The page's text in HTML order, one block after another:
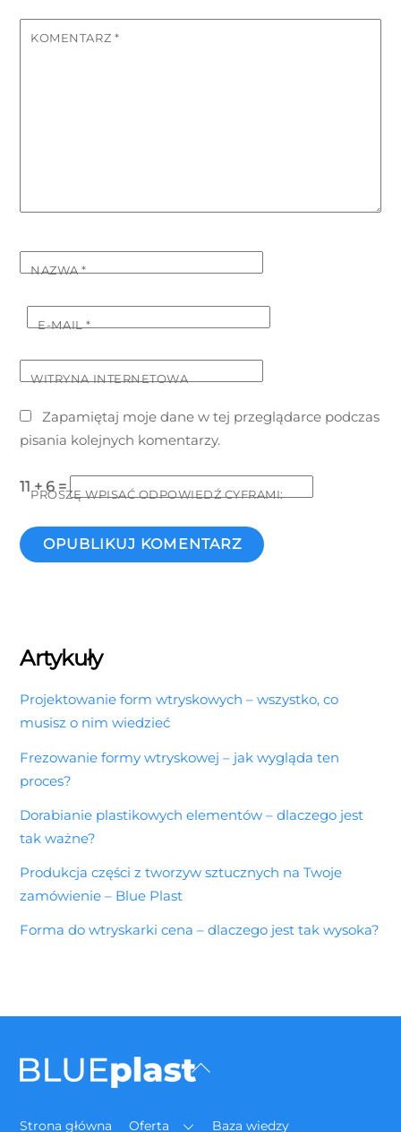
KOMENTARZ *
NAZWA*
E-MAIL*
WITRYNA INTERNETOWA
Zapamiętaj moje dane w tej przeglądarce podczas
pisania kolejnych komentarzy.
PROSZĘ WPISAĆ ODPOWIEDŹ CYFRAMI:
11 + 6 =
Artykuły
Projektowanie form wtryskowych – wszystko, co
musisz o nim wiedzieć
Frezowanie formy wtryskowej – jak wygląda ten
proces?
Dorabianie plastikowych elementów – dlaczego jest
tak ważne?
Produkcja części z tworzyw sztucznych na Twoje
zamówienie – Blue Plast
Forma do wtryskarki cena – dlaczego jest tak wysoka?
Back
Strona główna
Oferta Baza wiedzy